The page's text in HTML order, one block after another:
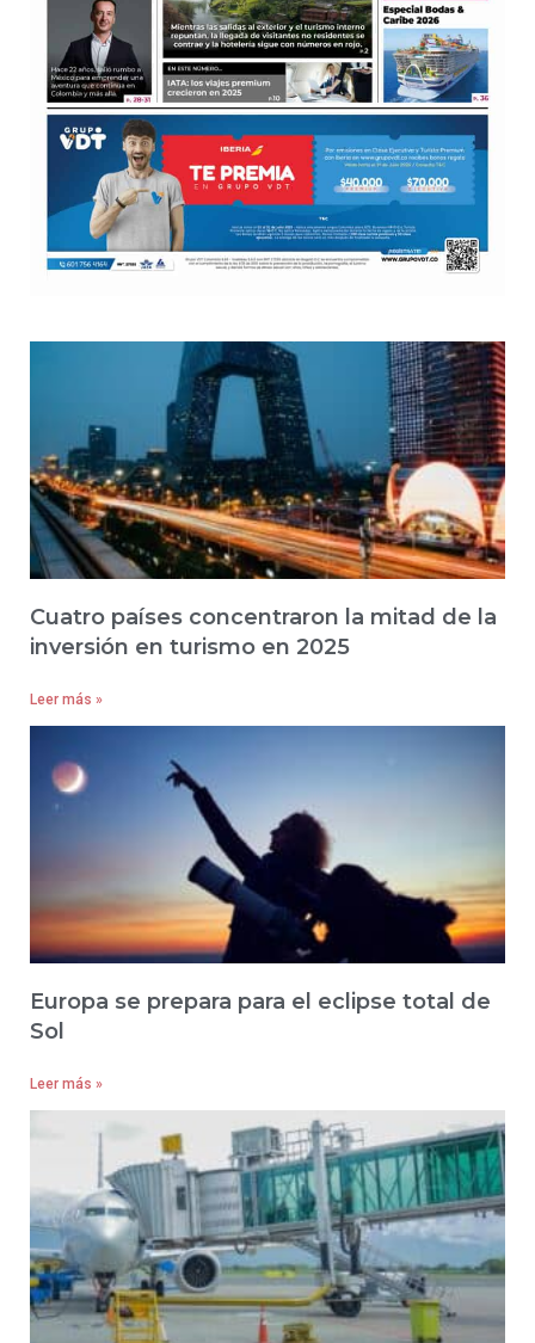
Cuatro países concentraron la mitad de la
inversión en turismo en 2025
Leer más »
Europa se prepara para el eclipse total de
Sol
Leer más »